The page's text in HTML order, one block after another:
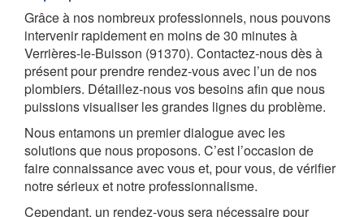
Grâce à nos nombreux professionnels, nous pouvons
intervenir rapidement en moins de 30 minutes à
Verrières-le-Buisson (91370). Contactez-nous dès à
présent pour prendre rendez-vous avec l’un de nos
plombiers. Détaillez-nous vos besoins afin que nous
puissions visualiser les grandes lignes du problème.
Nous entamons un premier dialogue avec les
solutions que nous proposons. C’est l’occasion de
faire connaissance avec vous et, pour vous, de vérifier
notre sérieux et notre professionnalisme.
Cependant, un rendez-vous sera nécessaire pour